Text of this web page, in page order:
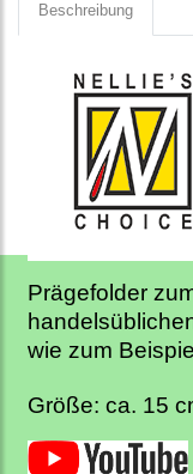
Beschreibung
Prägefolder
wie zum
Größe: ca. 15